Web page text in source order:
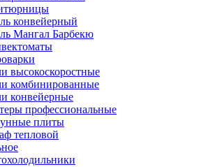
конвейерный
Мангал Барбекю
высокоскоростные
комбинированные
конвейерные
профессиональные
плиты
тепловой